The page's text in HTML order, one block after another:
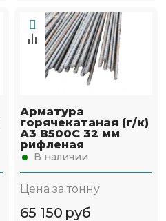
Арматура
горячекатаная (г/к)
А3 В500С 32 мм
рифленая
В наличии
Цена за тонну
65 150 руб